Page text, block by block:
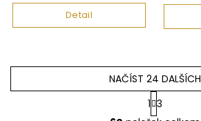
Detail
O
NAČÍST 24 DALŠÍCH
1 3